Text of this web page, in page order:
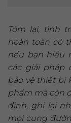
Tóm lại, tình
hoàn toàn có
nếu bạn hiểu
các giải pháp
bảo vệ thiết bị
phẩm mà còn
định, ghi lại
mọi cung